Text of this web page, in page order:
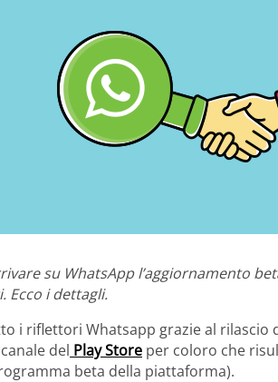
su WhatsApp l’aggiornamento
Ecco i dettagli.
i riflettori Whatsapp grazie al rilascio
del Play Store per coloro che
beta della piattaforma).